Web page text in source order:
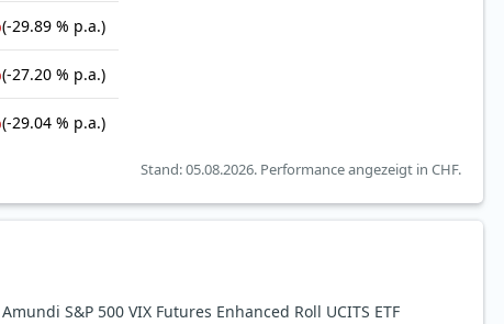
(-29.89 % p.a.)
(-27.20 % p.a.)
(-29.04 % p.a.)
Stand: 05.08.2026. Performance angezeigt in CHF.
S&P 500 VIX Futures Enhanced Roll UCITS ETF